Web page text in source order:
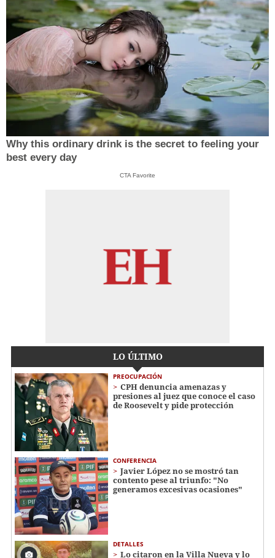
Why this ordinary drink is the secret to feeling your
best every day
CTA Favorite
LO ÚLTIMO
PREOCUPACIÓN
CPH denuncia amenazas y
presiones al juez que conoce el caso
de Roosevelt y pide protección
CONFERENCIA
Javier López no se mostró tan
contento pese al triunfo: "No
generamos excesivas ocasiones"
DETALLES
Lo citaron en la Villa Nueva y lo